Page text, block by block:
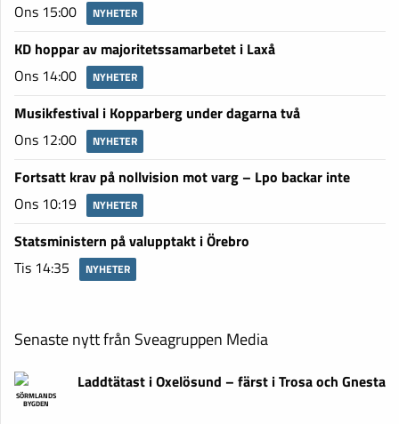
Ons 15:00
NYHETER
KD hoppar av majoritetssamarbetet i Laxå
Ons 14:00
NYHETER
Musikfestival i Kopparberg under dagarna två
Ons 12:00
NYHETER
Fortsatt krav på nollvision mot varg – Lpo backar inte
Ons 10:19
NYHETER
Statsministern på valupptakt i Örebro
Tis 14:35
NYHETER
Senaste nytt från Sveagruppen Media
SÖRMLANDS
BYGDEN
Laddtätast i Oxelösund – färst i Trosa och Gnesta